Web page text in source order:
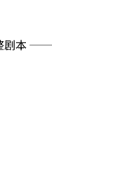
剧本 ──